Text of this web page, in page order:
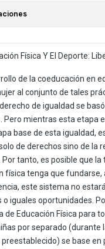
Física Y El Deporte:
de la coeducación en
al conjunto de tales
de igualdad se
Pero mientras esta etapa
base de esta igualdad,
de derechos sino de la
tanto, es posible que
física tenga que
este sistema no
o iguales oportunidades.
Educación Física para
por separado
se base